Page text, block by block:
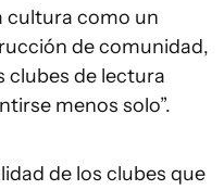
cultura como un
de comunidad,
clubes de lectura
menos solo”.
de los clubes que